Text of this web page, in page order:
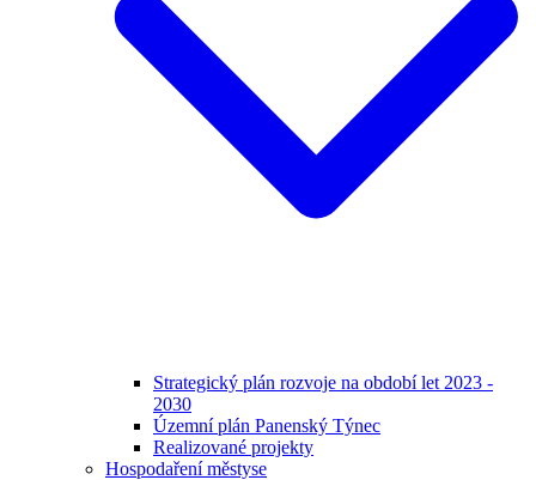
Strategický plán rozvoje na období let 2023 -
2030
Územní plán Panenský Týnec
Realizované projekty
Hospodaření městyse